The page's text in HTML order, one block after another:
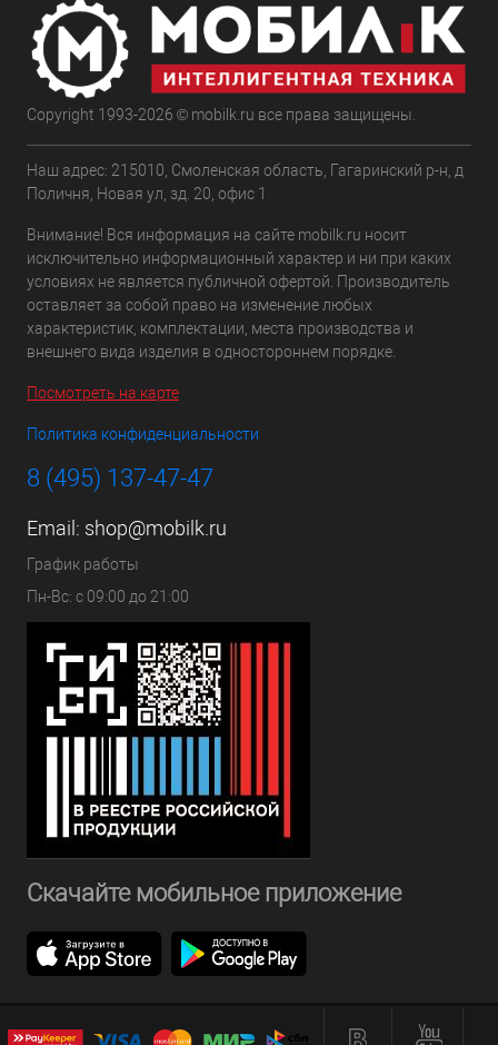
Copyright 1993-2026 © mobilk.ru все права защищены.
Наш адрес: 215010, Смоленская область, Гагаринский р-н, д
Поличня, Новая ул, зд. 20, офис 1
Внимание! Вся информация на сайте mobilk.ru носит
исключительно информационный характер и ни при каких
условиях не является публичной офертой. Производитель
оставляет за собой право на изменение любых
характеристик, комплектации, места производства и
внешнего вида изделия в одностороннем порядке.
Посмотреть на карте
Политика конфиденциальности
8 (495) 137-47-47
Email: shop@mobilk.ru
График работы
Пн-Вс: с 09:00 до 21:00
Скачайте мобильное приложение